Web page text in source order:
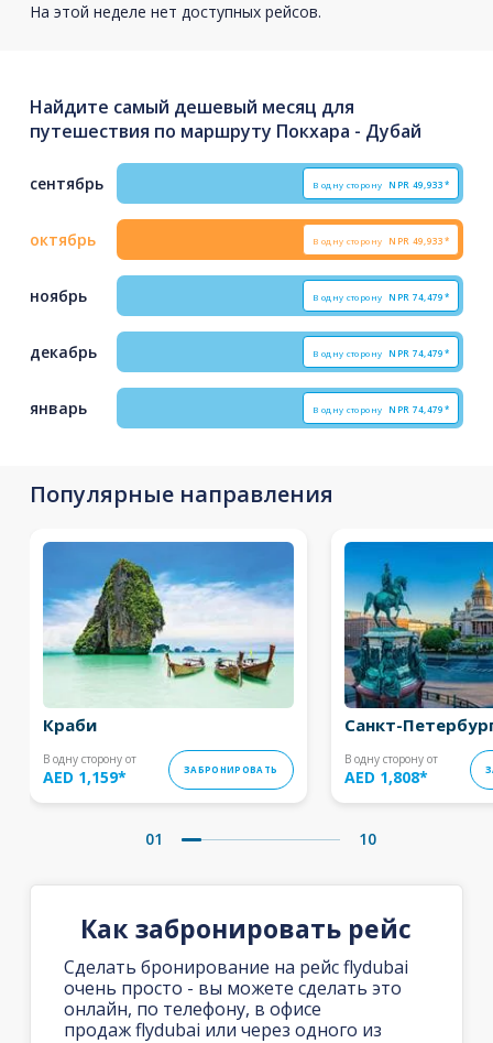
На этой неделе нет доступных рейсов.
Найдите самый дешевый месяц для
путешествия по маршруту Покхара - Дубай
сентябрь В одну сторону NPR 49,933*
октябрь В одну сторону NPR 49,933*
ноябрь В одну сторону NPR 74,479*
декабрь В одну сторону NPR 74,479*
январь В одну сторону NPR 74,479*
Популярные направления
Краби
В одну сторону от
AED 1,159* ЗАБРОНИРОВАТЬ
Санкт-
В одну сторону от
AED 1,808*
01 10
Как забронировать рейс
Сделать бронирование на рейс flydubai
очень просто - вы можете сделать это
онлайн, по телефону, в офисе
продаж flydubai или через одного из